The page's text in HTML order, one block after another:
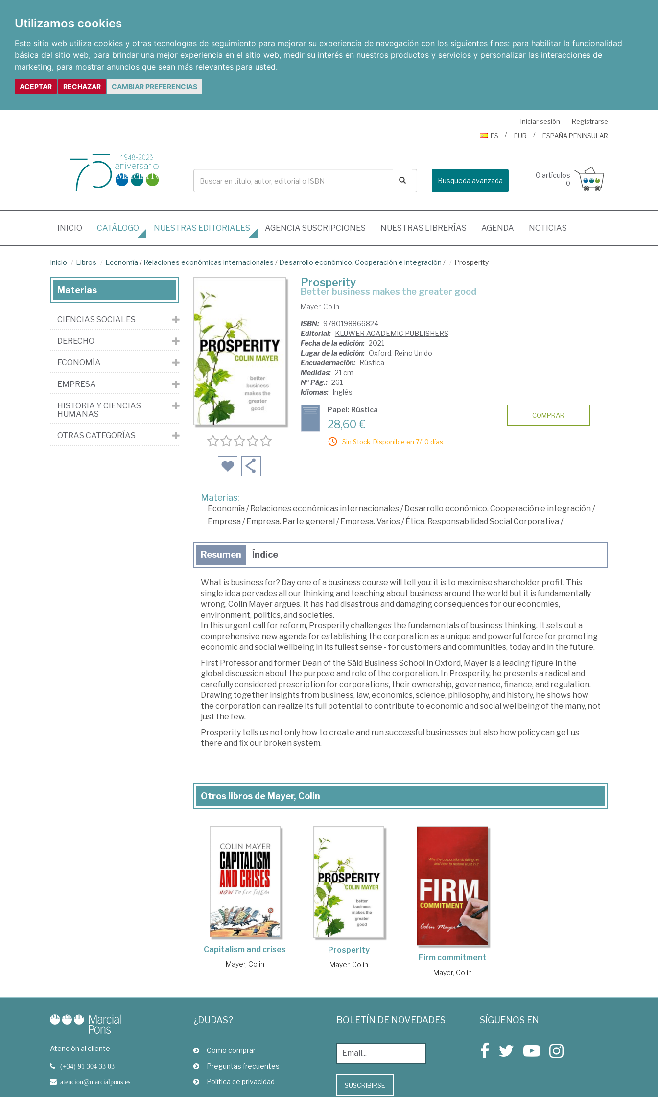
Utilizamos cookies
Este sitio web utiliza cookies y otras tecnologías de seguimiento para mejorar su experiencia de navegación con los siguientes fines: para habilitar la funcionalidad
básica del sitio web, para brindar una mejor experiencia en el sitio web, medir su interés en nuestros productos y servicios y personalizar las interacciones de
marketing, para mostrar anuncios que sean más relevantes para usted.
ACEPTAR RECHAZAR CAMBIAR PREFERENCIAS
Iniciar sesión
Registrarse
ES
EUR ESPAÑA PENINSULAR
Busqueda avanzada
0 artículos
0
INICIO (CURRENT)
CATÁLOGO NUESTRAS EDITORIALES AGENCIA SUSCRIPCIONES NUESTRAS LIBRERÍAS AGENDA NOTICIAS
Inicio Libros Economía / Relaciones económicas internacionales / Desarrollo económico. Cooperación e integración / Prosperity
Prosperity
better business makes the greater good
Mayer, Colin
ISBN: 9780198866824
Editorial: KLUWER ACADEMIC PUBLISHERS
Fecha de la edición: 2021
Lugar de la edición: Oxford. Reino Unido
Encuadernación: Rústica
Medidas: 21 cm
Nº Pág.: 261
Idiomas: Inglés
Papel: Rústica
28,60 €
Sin Stock. Disponible en 7/10 días.
COMPRAR
Materias:
Economía /Relaciones económicas internacionales/Desarrollo económico. Cooperación e integración /
Empresa /Empresa. Parte general /Empresa. Varios/Ética. Responsabilidad Social Corporativa /
Resumen Índice
What is business for? Day one of a business course will tell you: it is to maximise shareholder profit. This
single idea pervades all our thinking and teaching about business around the world but it is fundamentally
wrong, Colin Mayer argues. It has had disastrous and damaging consequences for our economies,
environment, politics, and societies.
In this urgent call for reform, Prosperity challenges the fundamentals of business thinking. It sets out a
comprehensive new agenda for establishing the corporation as a unique and powerful force for promoting
economic and social wellbeing in its fullest sense - for customers and communities, today and in the future.
First Professor and former Dean of the Säid Business School in Oxford, Mayer is a leading figure in the
global discussion about the purpose and role of the corporation. In Prosperity, he presents a radical and
carefully considered prescription for corporations, their ownership, governance, finance, and regulation.
Drawing together insights from business, law, economics, science, philosophy, and history, he shows how
the corporation can realize its full potential to contribute to economic and social wellbeing of the many, not
just the few.
Prosperity tells us not only how to create and run successful businesses but also how policy can get us
there and fix our broken system.
Otros libros de Mayer, Colin
Capitalism and crises
Mayer, Colin
Prosperity
Mayer, Colin
Firm commitment
Mayer, Colin
Materias
CIENCIAS SOCIALES
DERECHO
ECONOMÍA
EMPRESA
HISTORIA Y CIENCIAS
HUMANAS
OTRAS CATEGORÍAS
Atención al cliente
(+34) 91 304 33 03
atencion@marcialpons.es
¿DUDAS?
Como comprar
Preguntas frecuentes
Política de privacidad
BOLETÍN DE NOVEDADES
SUSCRIBIRSE
SÍGUENOS EN